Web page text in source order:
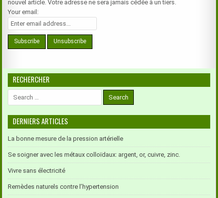
nouvel article. Votre adresse ne sera jamais cédée à un tiers.
Your email:
RECHERCHER
DERNIERS ARTICLES
La bonne mesure de la pression artérielle
Se soigner avec les métaux colloïdaux: argent, or, cuivre, zinc.
Vivre sans électricité
Remèdes naturels contre l’hypertension